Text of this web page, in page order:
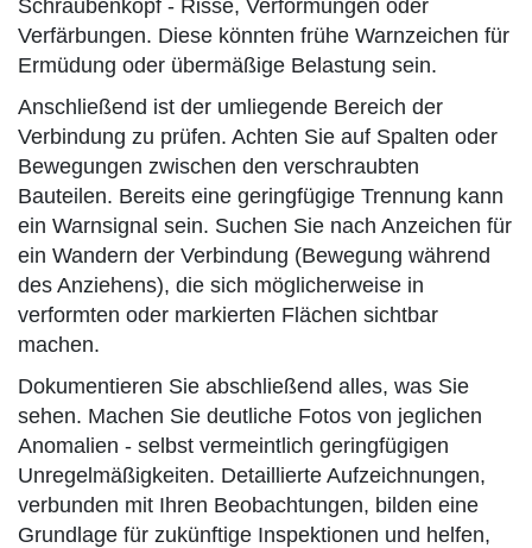
Schraubenkopf - Risse, Verformungen oder
Verfärbungen. Diese könnten frühe Warnzeichen für
Ermüdung oder übermäßige Belastung sein.
Anschließend ist der umliegende Bereich der
Verbindung zu prüfen. Achten Sie auf Spalten oder
Bewegungen zwischen den verschraubten
Bauteilen. Bereits eine geringfügige Trennung kann
ein Warnsignal sein. Suchen Sie nach Anzeichen für
ein Wandern der Verbindung (Bewegung während
des Anziehens), die sich möglicherweise in
verformten oder markierten Flächen sichtbar
machen.
Dokumentieren Sie abschließend alles, was Sie
sehen. Machen Sie deutliche Fotos von jeglichen
Anomalien - selbst vermeintlich geringfügigen
Unregelmäßigkeiten. Detaillierte Aufzeichnungen,
verbunden mit Ihren Beobachtungen, bilden eine
Grundlage für zukünftige Inspektionen und helfen,